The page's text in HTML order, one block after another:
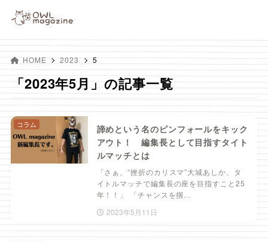
HOME 2023 5
「2023年5月」の記事一覧
諦めという名のピンフォールをキック
アウト！ 編集長として目指すタイト
ルマッチとは
「さぁ、“挫折のカリスマ”大城あしか、タ
イトルマッチで編集長の座を目指すこと25
年！！」 「チャンスを掴…
2023年5月11日
コラム